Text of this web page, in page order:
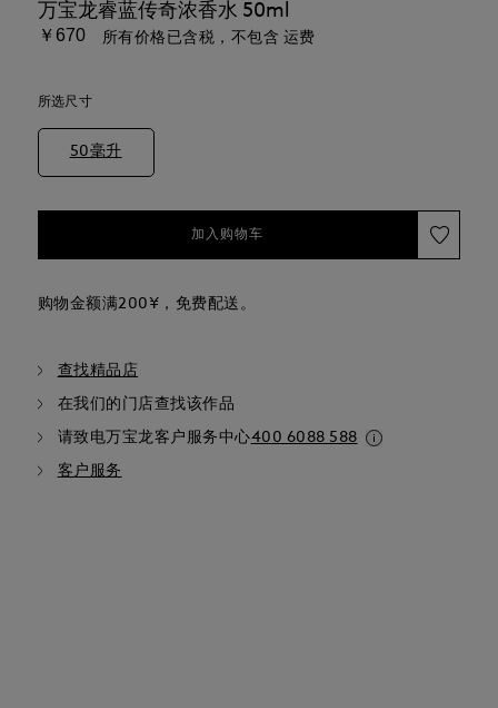
万宝龙睿蓝传奇浓香水 50ml
￥670 所有价格已含税，不包含 运费
所选尺寸
50毫升
加入购物车
购物金额满200¥，免费配送。
查找精品店
在我们的门店查找该作品
请致电万宝龙客户服务中心400 6088 588
客户服务